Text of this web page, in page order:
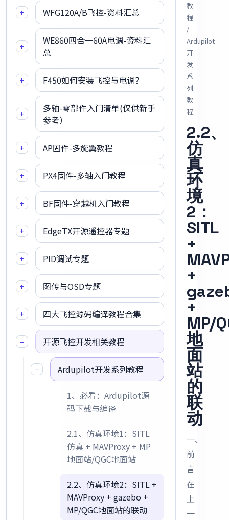
+ WFG120A/B飞控-资料汇总
+
WE860四合一60A电调-资料汇
总
+ F450如何安装飞控与电调？
+
多轴-零部件入门清单(仅供新手
参考）
+ AP固件-多旋翼教程
+ PX4固件-多轴入门教程
+ BF固件-穿越机入门教程
+ EdgeTX开源遥控器专题
+ PID调试专题
+ 图传与OSD专题
+ 四大飞控源码编译教程合集
− 开源飞控开发相关教程
− Ardupilot开发系列教程
1、必看：Ardupilot源
码下载与编译
2.1、仿真环境1：SITL
仿真 + MAVProxy + MP
地面站/QGC地面站
2.2、仿真环境2：SITL +
MAVProxy + gazebo +
MP/QGC地面站的联动
教
程
/
Ardupilot
开
发
系
列
教
程
2.2、
仿
真
环
境
2：
SITL
+
+
+
MP/
地
面
站
的
联
动
一、
前
言
在
上
一